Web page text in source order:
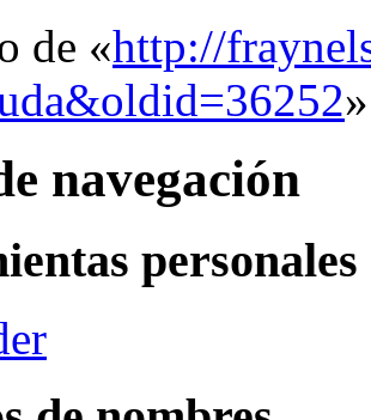
de «http://
»
navegación
personales